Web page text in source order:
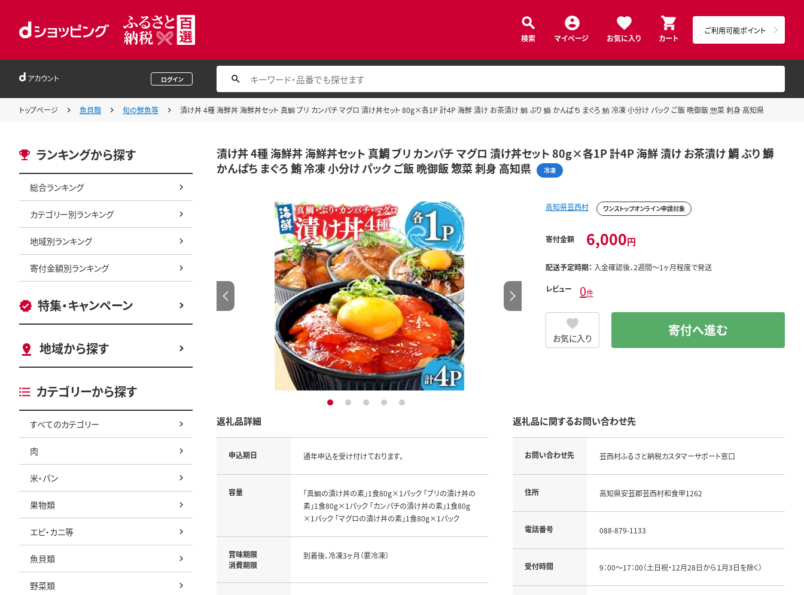
検索 マイページ お気に入り カート
ご利用可能ポイント
アカウント ログイン
トップページ 魚貝類 旬の鮮魚等 漬け丼 4種 海鮮丼 海鮮丼セット 真鯛 ブリ カンパチ マグロ 漬け丼セット 80g×各1P 計4P 海鮮 漬け お茶漬け 鯛 ぶり 鰤 かんぱち まぐろ 鮪 冷凍 小分け パック ご飯 晩御飯 惣菜 刺身 高知県
ランキングから探す
総合ランキング
カテゴリー別ランキング
地域別ランキング
寄付金額別ランキング
特集・キャンペーン
地域から探す
カテゴリーから探す
すべてのカテゴリー
肉
米・パン
果物類
エビ・カニ等
魚貝類
野菜類
漬け丼 4種 海鮮丼 海鮮丼セット 真鯛 ブリ カンパチ マグロ 漬け丼セット 80g×各1P 計4P 海鮮 漬け お茶漬け 鯛 ぶり 鰤
かんぱち まぐろ 鮪 冷凍 小分け パック ご飯 晩御飯 惣菜 刺身 高知県
冷凍
1 2 3 4 5
高知県芸西村 ワンストップオンライン申請対象
寄付金額 6,000円
配送予定時期： 入金確認後、2週間～1ヶ月程度で発送
レビュー 0件
お気に入り 寄付へ進む
返礼品詳細
申込期日 通年申込を受け付けております。
容量
「真鯛の漬け丼の素」1食80g×1パック 「ブリの漬け丼の
素」1食80g×1パック 「カンパチの漬け丼の素」1食80g
×1パック 「マグロの漬け丼の素」1食80g×1パック
賞味期限
消費期限
到着後、冷凍3ヶ月（要冷凍）
返礼品に関するお問い合わせ先
お問い合わせ先 芸西村ふるさと納税カスタマーサポート窓口
住所 高知県安芸郡芸西村和食甲1262
電話番号 088-879-1133
受付時間 9：00～17：00（土日祝・12月28日から１月3日を除く）